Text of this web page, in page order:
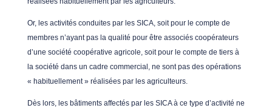
Or, les activités conduites par les SICA, soit pour le compte de
membres n’ayant pas la qualité pour être associés coopérateurs
d’une société coopérative agricole, soit pour le compte de tiers à
la société dans un cadre commercial, ne sont pas des opérations
« habituellement » réalisées par les agriculteurs.
Dès lors, les bâtiments affectés par les SICA à ce type d’activité ne